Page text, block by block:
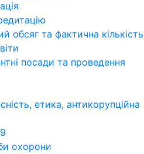
обсяг та фактична кількість
посади та проведення
етика, антикорупційна
охорони